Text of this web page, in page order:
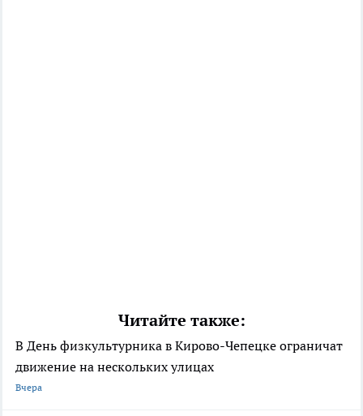
Читайте также:
В День физкультурника в Кирово-Чепецке ограничат
движение на нескольких улицах
Вчера